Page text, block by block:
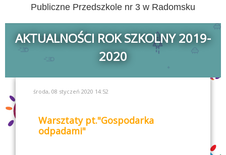
Publiczne Przedszkole nr 3 w Radomsku
AKTUALNOŚCI ROK SZKOLNY 2019-
2020
środa, 08 styczeń 2020 14:52
Warsztaty pt."Gospodarka
odpadami"